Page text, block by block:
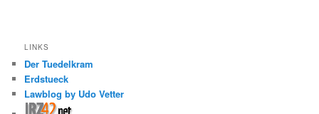
LINKS
Der Tuedelkram
Erdstueck
Lawblog by Udo Vetter